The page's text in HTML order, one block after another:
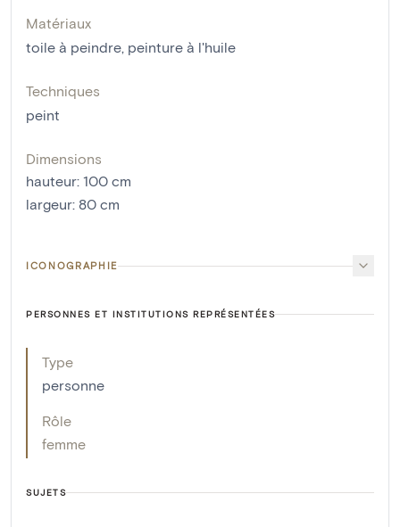
Matériaux
toile à peindre, peinture à l'huile
Techniques
peint
Dimensions
hauteur: 100 cm
largeur: 80 cm
ICONOGRAPHIE
PERSONNES ET INSTITUTIONS REPRÉSENTÉES
Type
personne
Rôle
femme
SUJETS